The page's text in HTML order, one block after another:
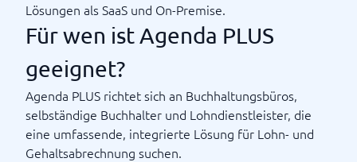
Lösungen als SaaS und On-Premise.
Für wen ist Agenda PLUS
geeignet?
Agenda PLUS richtet sich an Buchhaltungsbüros,
selbständige Buchhalter und Lohndienstleister, die
eine umfassende, integrierte Lösung für Lohn- und
Gehaltsabrechnung suchen.